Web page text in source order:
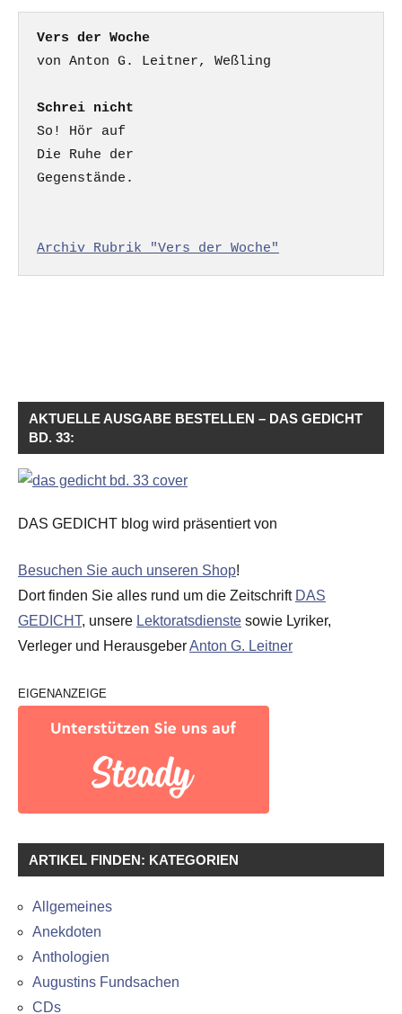
Vers der Woche
Schrei nicht
So! Hör auf
Die Ruhe der
Gegenstände.
Archiv Rubrik "Vers der Woche"
AKTUELLE AUSGABE BESTELLEN – DAS GEDICHT
BD. 33:
DAS GEDICHT blog wird präsentiert von
Besuchen Sie auch unseren Shop!
Dort finden Sie alles rund um die Zeitschrift DAS
GEDICHT, unsere Lektoratsdienste sowie Lyriker,
Verleger und HerausgeberAnton G. Leitner
EIGENANZEIGE
ARTIKEL FINDEN: KATEGORIEN
Allgemeines
Anekdoten
Anthologien
Augustins Fundsachen
CDs